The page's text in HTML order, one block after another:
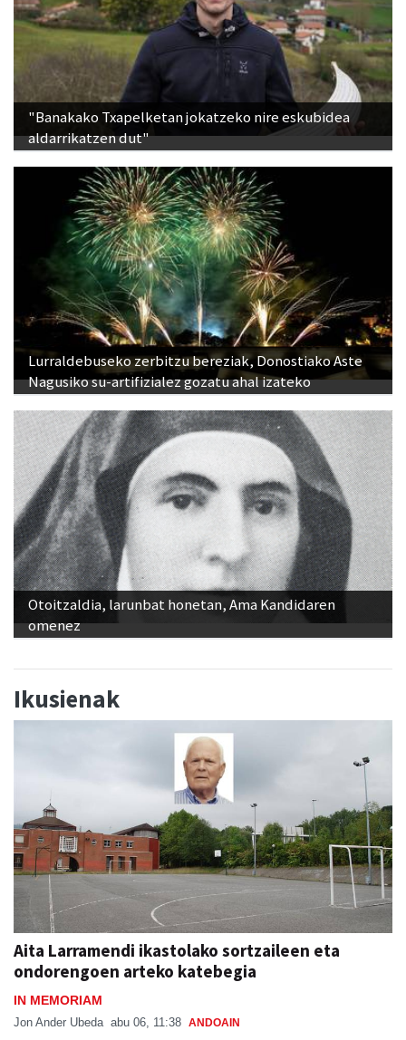
"Banakako Txapelketan jokatzeko nire eskubidea
aldarrikatzen dut"
Lurraldebuseko zerbitzu bereziak, Donostiako Aste
Nagusiko su-artifizialez gozatu ahal izateko
Otoitzaldia, larunbat honetan, Ama Kandidaren
omenez
Ikusienak
Aita Larramendi ikastolako sortzaileen eta
ondorengoen arteko katebegia
IN MEMORIAM
Jon Ander Ubeda abu 06, 11:38 ANDOAIN